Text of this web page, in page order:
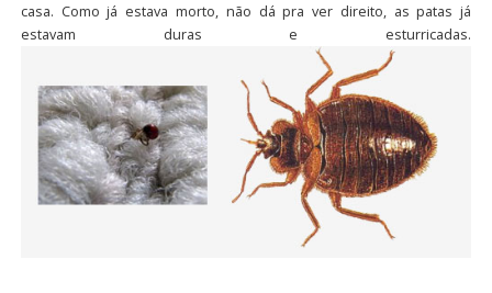
casa. Como já estava morto, não dá pra ver direito, as patas já
estavam duras e esturricadas.